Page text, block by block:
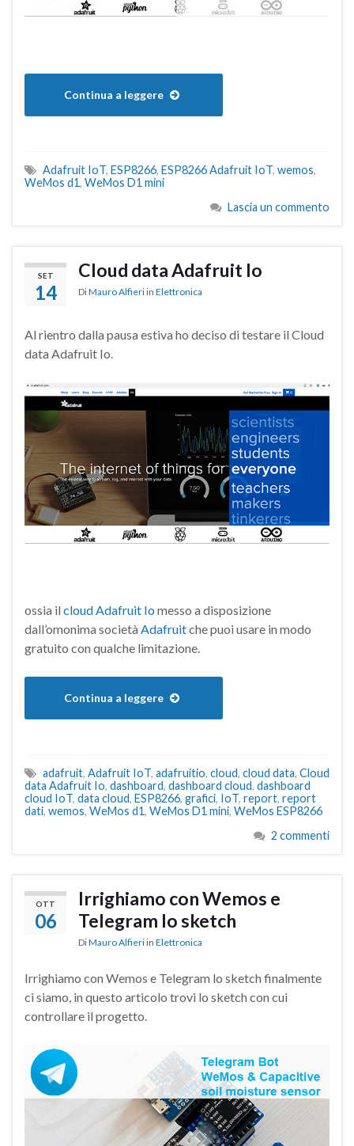
Continua a leggere
Adafruit IoT, ESP8266, ESP8266 Adafruit IoT, wemos,
WeMos d1, WeMos D1 mini
Lascia un commento
SET
14
Cloud data Adafruit Io
DiMauro Alfieri in Elettronica
Al rientro dalla pausa estiva ho deciso di testare il Cloud
data Adafruit Io.
ossia il cloud Adafruit Io messo a disposizione
dall’omonima società Adafruitche puoi usare in modo
gratuito con qualche limitazione.
Continua a leggere
adafruit, Adafruit IoT, adafruitio, cloud, cloud data, Cloud
data Adafruit Io, dashboard, dashboard cloud, dashboard
cloud IoT, data cloud, ESP8266, grafici, IoT, report, report
dati, wemos, WeMos d1, WeMos D1 mini, WeMos ESP8266
2 commenti
OTT
06
Irrighiamo con Wemos e
Telegram lo sketch
DiMauro Alfieri in Elettronica
Irrighiamo con Wemos e Telegram lo sketch finalmente
ci siamo, in questo articolo trovi lo sketch con cui
controllare il progetto.